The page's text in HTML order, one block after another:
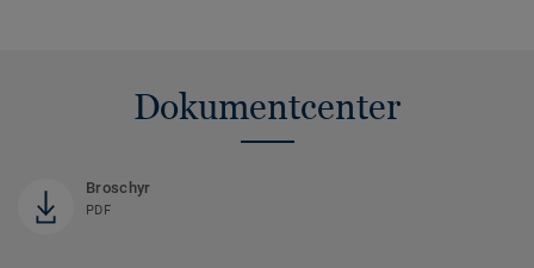
Dokumentcenter
Broschyr
PDF